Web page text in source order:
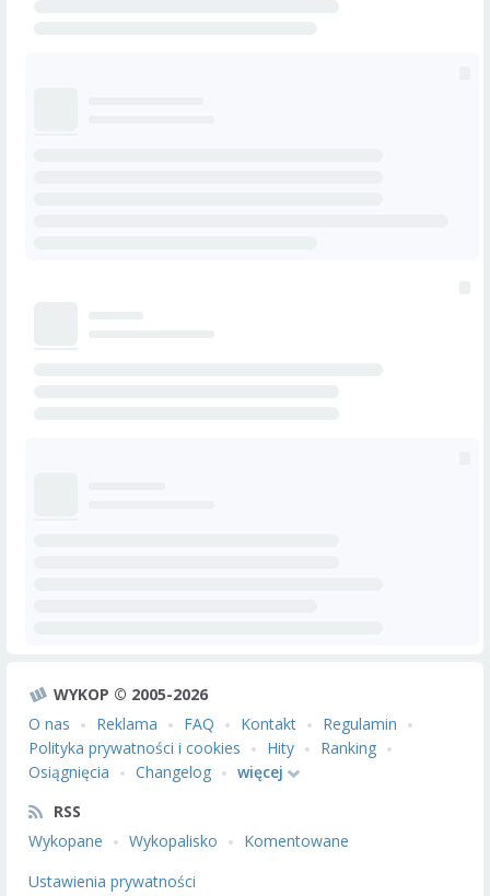
WYKOP © 2005-2026
O nas
Reklama FAQ Kontakt
Regulamin
Polityka prywatności i cookies
Hity
Ranking
Osiągnięcia
Changelog
więcej
RSS
Wykopane
Wykopalisko
Komentowane
Ustawienia prywatności